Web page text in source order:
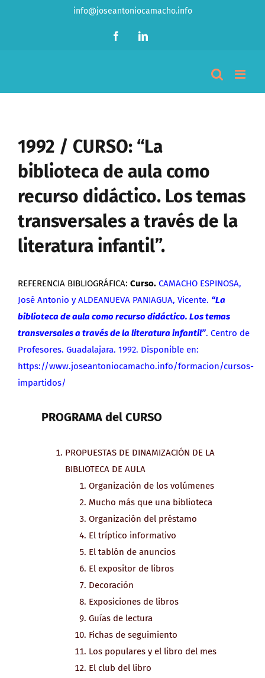
info@joseantoniocamacho.info
FacebookLinkedIn
1992 / CURSO: “La
biblioteca de aula como
recurso didáctico. Los temas
transversales a través de la
literatura infantil”.
REFERENCIA BIBLIOGRÁFICA: Curso.CAMACHO ESPINOSA,
José Antonio y ALDEANUEVA PANIAGUA, Vicente. “La
biblioteca de aula como recurso didáctico. Los temas
transversales a través de la literatura infantil”. Centro de
Profesores. Guadalajara. 1992. Disponible en:
https://www.joseantoniocamacho.info/formacion/cursos-
impartidos/
PROGRAMA del CURSO
PROPUESTAS DE DINAMIZACIÓN DE LA
BIBLIOTECA DE AULA
Organización de los volúmenes
Mucho más que una biblioteca
Organización del préstamo
El tríptico informativo
El tablón de anuncios
El expositor de libros
Decoración
Exposiciones de libros
Guías de lectura
Fichas de seguimiento
Los populares y el libro del mes
El club del libro